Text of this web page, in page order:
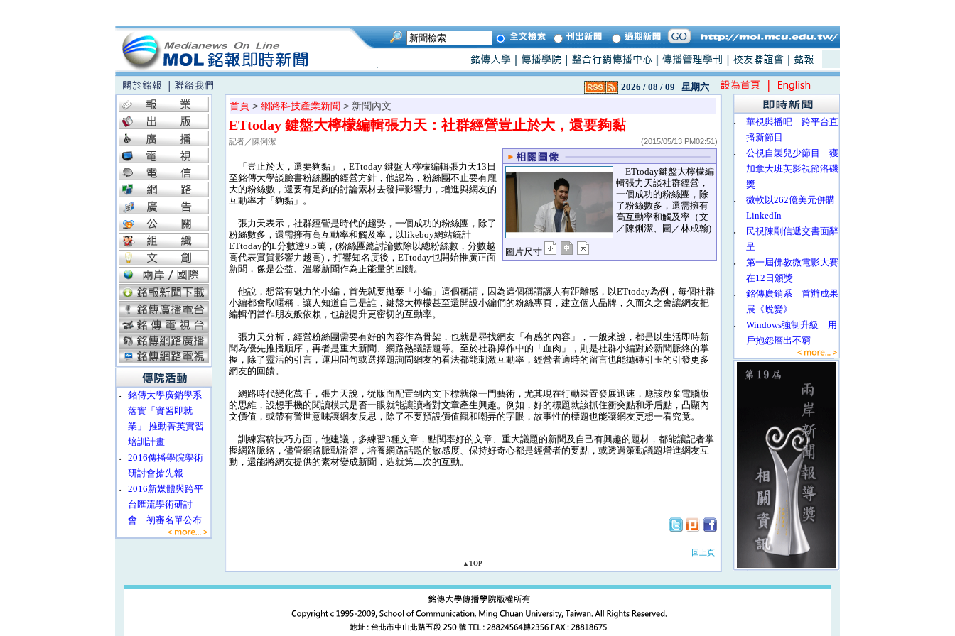
2026 / 08 / 09 星期六
‧
銘傳大學廣銷學系
落實「實習即就
業」 推動菁英實習
培訓計畫
‧
2016傳播學院學術
研討會搶先報
‧
2016新媒體與跨平
台匯流學術研討
會 初審名單公布
首頁 > 網路科技產業新聞 > 新聞內文
ETtoday 鍵盤大檸檬編輯張力天：社群經營豈止於大，還要夠黏
記者／陳俐潔 (2015/05/13 PM02:51)
ETtoday鍵盤大檸檬編
輯張力天談社群經營，
一個成功的粉絲團，除
了粉絲數多，還需擁有
高互動率和觸及率（文
／陳俐潔、圖／林成翰)
圖片尺寸
「豈止於大，還要夠黏」，ETtoday 鍵盤大檸檬編輯張力天13日
至銘傳大學談臉書粉絲團的經營方針，他認為，粉絲團不止要有龐
大的粉絲數，還要有足夠的討論素材去發揮影響力，增進與網友的
互動率才「夠黏」。
張力天表示，社群經營是時代的趨勢，一個成功的粉絲團，除了
粉絲數多，還需擁有高互動率和觸及率，以likeboy網站統計
ETtoday的L分數達9.5萬，(粉絲團總討論數除以總粉絲數，分數越
高代表實質影響力越高)，打響知名度後，ETtoday也開始推廣正面
新聞，像是公益、溫馨新聞作為正能量的回饋。
他說，想當有魅力的小編，首先就要拋棄「小編」這個稱謂，因為這個稱謂讓人有距離感，以ETtoday為例，每個社群
小編都會取暱稱，讓人知道自己是誰，鍵盤大檸檬甚至還開設小編們的粉絲專頁，建立個人品牌，久而久之會讓網友把
編輯們當作朋友般依賴，也能提升更密切的互動率。
張力天分析，經營粉絲團需要有好的內容作為骨架，也就是尋找網友「有感的內容」，一般來說，都是以生活即時新
聞為優先推播順序，再者是重大新聞、網路熱議話題等。至於社群操作中的「血肉」，則是社群小編對於新聞脈絡的掌
握，除了靈活的引言，運用問句或選擇題詢問網友的看法都能刺激互動率，經營者適時的留言也能拋磚引玉的引發更多
網友的回饋。
網路時代變化萬千，張力天說，從版面配置到內文下標就像一門藝術，尤其現在行動裝置發展迅速，應該放棄電腦版
的思維，設想手機的閱讀模式是否一眼就能讓讀者對文章產生興趣。例如，好的標題就該抓住衝突點和矛盾點，凸顯內
文價值，或帶有警世意味讓網友反思，除了不要預設價值觀和嘲弄的字眼，故事性的標題也能讓網友更想一看究竟。
訓練寫稿技巧方面，他建議，多練習3種文章，點閱率好的文章、重大議題的新聞及自己有興趣的題材，都能讓記者掌
握網路脈絡，儘管網路脈動滑溜，培養網路話題的敏感度、保持好奇心都是經營者的要點，或透過策動議題增進網友互
動，還能將網友提供的素材變成新聞，造就第二次的互動。
回上頁
▲TOP
‧
華視與播吧 跨平台直
播新節目
‧
公視自製兒少節目 獲
加拿大班芙影視節洛磯
獎
‧
微軟以262億美元併購
LinkedIn
‧
民視陳剛信遞交書面辭
呈
‧
第一屆佛教微電影大賽
在12日頒獎
‧
銘傳廣銷系 首辦成果
展《蛻變》
‧
Windows強制升級 用
戶抱怨層出不窮